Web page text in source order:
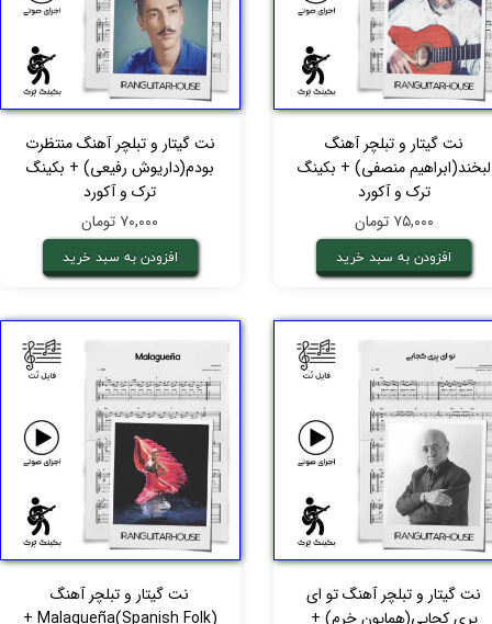
نت گیتار و تبلچر آهنگ
لبخند(ابراهیم منصفی) + بکینگ
ترک و آکورد
۷۵,۰۰۰ تومان
افزودن به سبد خرید
نت گیتار و تبلچر آهنگ منتظرت
بودم(داریوش رفیعی) + بکینگ
ترک و آکورد
۷۰,۰۰۰ تومان
افزودن به سبد خرید
نت گیتار و تبلچر آهنگ تو ای
پری کجایی(همایون خرم) +
نت گیتار و تبلچر آهنگ
Malagueña(Spanish Folk) +